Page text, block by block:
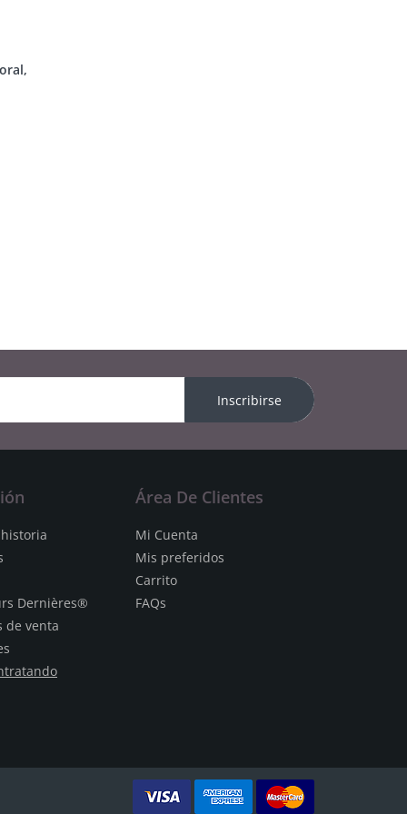
Inscribirse
Dernières®
de venta
Área De Clientes
Mi Cuenta
Mis preferidos
Carrito
FAQs